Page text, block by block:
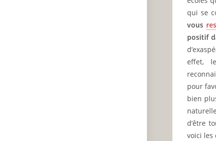
qui se
vous
positif
effet,
pour
bien
d’être
voici les